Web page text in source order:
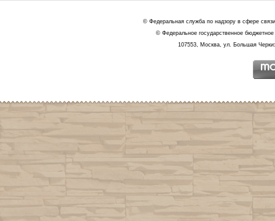
© Федеральная служба по надзору в сфере
© Федеральное государственное
107553, Москва, ул. Большая